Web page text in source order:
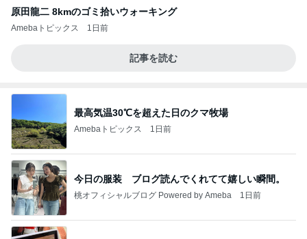
原田龍二 8kmのゴミ拾いウォーキング
Amebaトピックス 1日前
記事を読む
最高気温30℃を超えた日のクマ牧場
Amebaトピックス 1日前
今日の服装 ブログ読んでくれてて嬉しい瞬間。
桃オフィシャルブログ Powered by Ameba 1日前